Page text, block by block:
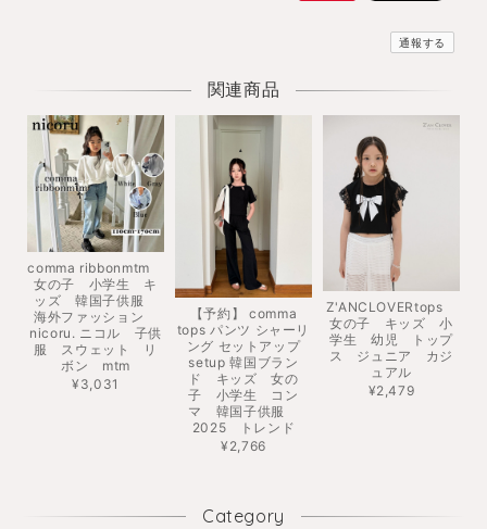
通報する
関連商品
comma ribbonmtm
女の子 小学生 キ
ッズ 韓国子供服
海外ファッション
nicoru. ニコル 子供
服 スウェット リ
ボン mtm
¥3,031
【予約】 comma
tops パンツ シャーリ
ング セットアップ
setup 韓国ブラン
ド キッズ 女の
子 小学生 コン
マ 韓国子供服
2025 トレンド
¥2,766
Z'ANCLOVERtops
女の子 キッズ 小
学生 幼児 トップ
ス ジュニア カジ
ュアル
¥2,479
Category